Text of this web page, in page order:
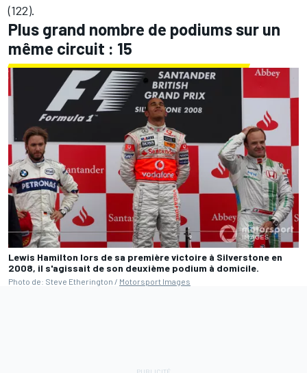
(122).
Plus grand nombre de podiums sur un
même circuit : 15
Lewis Hamilton lors de sa première victoire à Silverstone en
2008, il s'agissait de son deuxième podium à domicile.
Photo de: Steve Etherington / Motorsport Images